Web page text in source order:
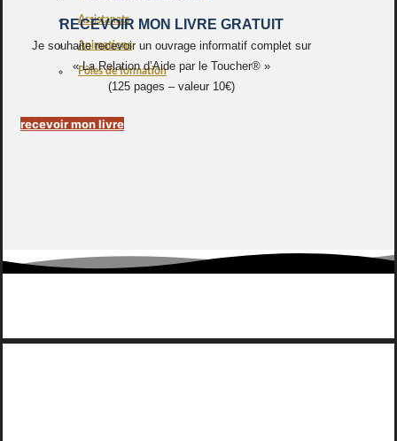
Assistanats
Animations
Pôles de formation
RECEVOIR MON LIVRE GRATUIT
Je souhaite recevoir un ouvrage informatif complet sur
« La Relation d’Aide par le Toucher® »
(125 pages – valeur 10€)
recevoir mon livre